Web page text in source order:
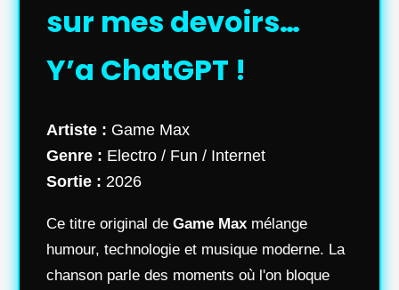
sur mes devoirs…
Y’a ChatGPT !
Artiste : Game Max
Genre : Electro / Fun / Internet
Sortie : 2026
Ce titre original de Game Max mélange
humour, technologie et musique moderne. La
chanson parle des moments où l'on bloque